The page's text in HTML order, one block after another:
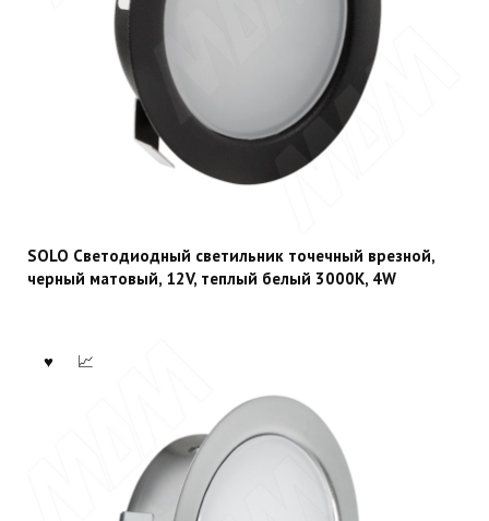
SOLO Светодиодный светильник точечный врезной,
черный матовый, 12V, теплый белый 3000К, 4W